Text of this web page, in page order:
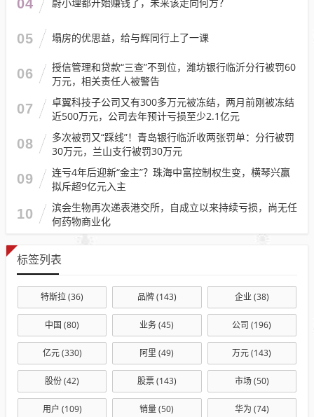
04 蔚小理都开始赚钱了，未来该走向何方？
05 塌房的优思益，给与辉同行上了一课
06
授信管理和贷款“三查”不到位，潍坊银行临沂分行被罚60
万元，相关责任人被警告
07
卓翼科技子公司又有300多万元被冻结，两月前刚被冻结
近500万元，公司去年预计亏损至少2.1亿元
08
多次被罚又“踩线”！青岛银行临沂收两张罚单：分行被罚
30万元，兰山支行被罚30万元
09
连亏4年后迎新“金主”？珠海中富控制权生变，横琴兴赢
拟斥超9亿元入主
10
滨会生物再次递表港交所，自成立以来持续亏损，尚无任
何药物商业化
标签列表
特斯拉(36) 品牌(143) 企业(38)
中国 (80) 业务(45) 公司 (196)
亿元(330) 阿里(49) 万元(143)
股份(42) 股票(143) 市场(50)
用户 (109) 销量(50) 华为 (74)